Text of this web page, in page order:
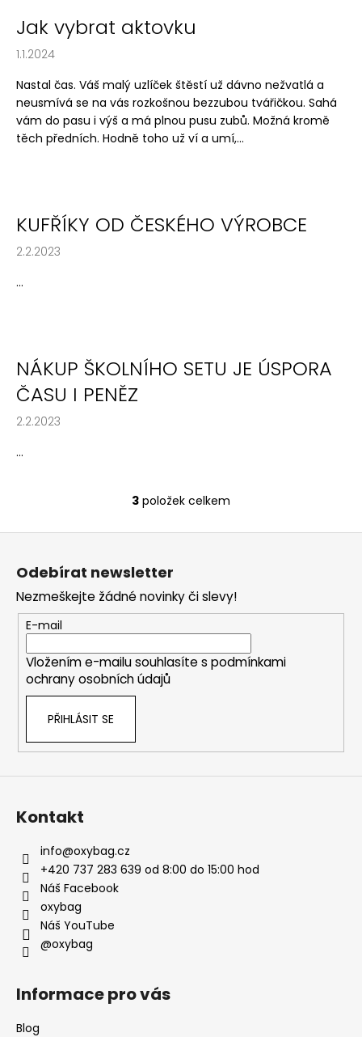
Jak vybrat aktovku
1.1.2024
Nastal čas. Váš malý uzlíček štěstí už dávno nežvatlá a
neusmívá se na vás rozkošnou bezzubou tvářičkou. Sahá
vám do pasu i výš a má plnou pusu zubů. Možná kromě
těch předních. Hodně toho už ví a umí,...
KUFŘÍKY OD ČESKÉHO VÝROBCE
2.2.2023
...
NÁKUP ŠKOLNÍHO SETU JE ÚSPORA
ČASU I PENĚZ
2.2.2023
...
O
v
a
c
í
p
r
ý
p
3 položek celkem
a
j
í
t
?
D
p
č
u
j
e
e
34
FIALOVÝ
299
Kč
Odebírat newsletter
Nezmeškejte žádné novinky či slevy!
E-mail
Vložením e-mailu souhlasíte s podmínkami
ochrany osobních údajů
PŘIHLÁSIT SE
Kontakt
info@oxybag.cz
+420 737 283 639 od 8:00 do 15:00 hod
Náš Facebook
oxybag
Náš YouTube
@oxybag
Informace pro vás
Blog